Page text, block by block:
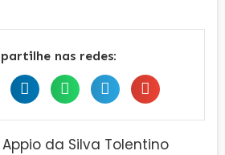
nas redes:
da Silva Tolentino